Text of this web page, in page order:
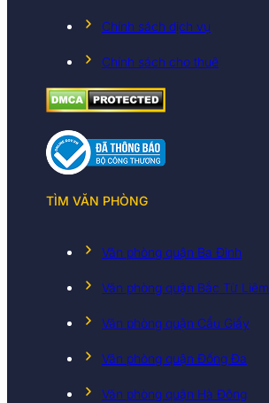
Chính sách dịch vụ
Chính sách cho thuê
TÌM VĂN PHÒNG
Văn phòng quận Ba Đình
Văn phòng quận Bắc Từ Liêm
Văn phòng quận Cầu Giấy
Văn phòng quận Đống Đa
Văn phòng quận Hà Đông